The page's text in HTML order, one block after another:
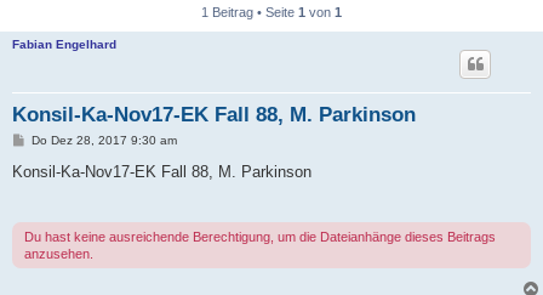
1 Beitrag • Seite 1 von 1
Fabian Engelhard
Konsil-Ka-Nov17-EK Fall 88, M. Parkinson
B
i
g
Do Dez 28, 2017 9:30 am
Konsil-Ka-Nov17-EK Fall 88, M. Parkinson
Du hast keine ausreichende Berechtigung, um die Dateianhänge dieses Beitrags
anzusehen.